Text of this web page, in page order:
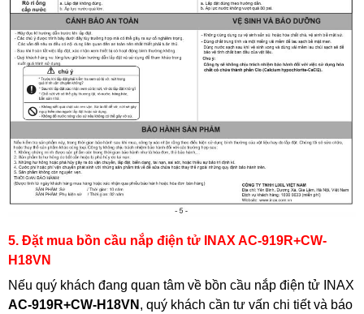
5. Đặt mua bồn cầu nắp điện tử INAX AC-919R+CW-
H18VN
Nếu quý khách đang quan tâm về bồn cầu nắp điện tử INAX
AC-919R+CW-H18VN , quý khách cần tư vấn chi tiết và báo